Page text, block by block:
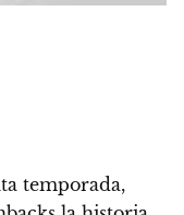
temporada,